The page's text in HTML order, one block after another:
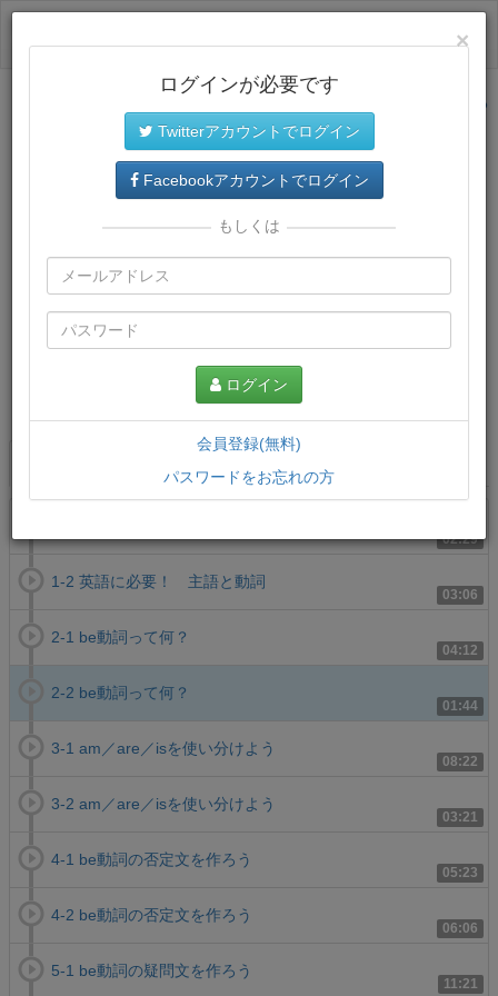
サイトトップに戻る
02:29
03:06
1-2 英語に必要！ 主語と動詞
04:12
2-1 be動詞って何？
01:44
2-2 be動詞って何？
08:22
3-1 am／are／isを使い分けよう
03:21
3-2 am／are／isを使い分けよう
05:23
4-1 be動詞の否定文を作ろう
06:06
4-2 be動詞の否定文を作ろう
11:21
5-1 be動詞の疑問文を作ろう
×
ログインが必要です
Twitterアカウントでログイン
Facebookアカウントでログイン
もしくは
ログイン
会員登録(無料)
パスワードをお忘れの方